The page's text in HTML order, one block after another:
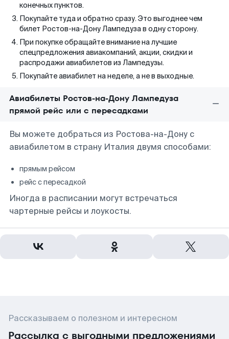
конечных пунктов.
Покупайте туда и обратно сразу. Это выгоднее чем
билет Ростов-на-Дону Лампедуза в одну сторону.
При покупке обращайте внимание на лучшие
спецпредложения авиакомпаний, акции, скидки и
распродажи авиабилетов из Лампедузы.
Покупайте авиабилет на неделе, а не в выходные.
Авиабилеты Ростов-на-Дону Лампедуза
прямой рейс или с пересадками
Вы можете добраться из Ростова-на-Дону с
авиабилетом в страну Италия двумя способами:
прямым рейсом
рейс с пересадкой
Иногда в расписании могут встречаться
чартерные рейсы и лоукосты.
Рассказываем о полезном и интересном
Рассылка с выгодными предложениями